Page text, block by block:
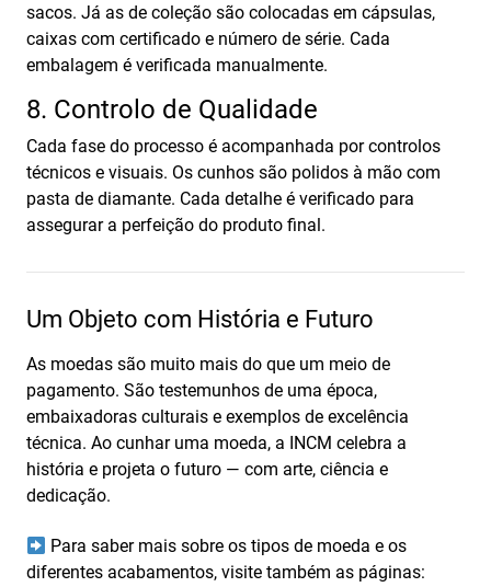
sacos. Já as de coleção são colocadas em cápsulas,
caixas com certificado e número de série. Cada
embalagem é verificada manualmente.
8. Controlo de Qualidade
Cada fase do processo é acompanhada por controlos
técnicos e visuais. Os cunhos são polidos à mão com
pasta de diamante. Cada detalhe é verificado para
assegurar a perfeição do produto final.
Um Objeto com História e Futuro
As moedas são muito mais do que um meio de
pagamento. São testemunhos de uma época,
embaixadoras culturais e exemplos de excelência
técnica. Ao cunhar uma moeda, a INCM celebra a
história e projeta o futuro — com arte, ciência e
dedicação.
Para saber mais sobre os tipos de moeda e os
diferentes acabamentos, visite também as páginas: